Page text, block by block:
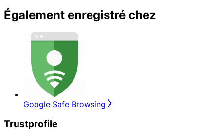
Également enregistré chez
Google Safe Browsing
Trustprofile